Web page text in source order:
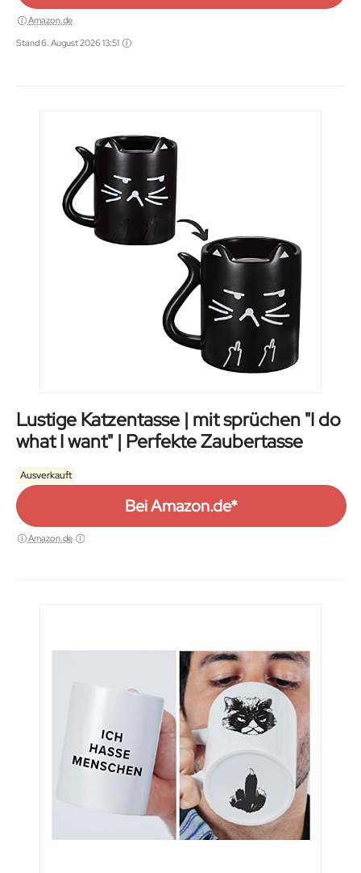
Amazon.de
Stand 6. August 2026 13:51
Lustige Katzentasse | mit sprüchen "I do
what I want" | Perfekte Zaubertasse
Ausverkauft
Bei Amazon.de*
Amazon.de